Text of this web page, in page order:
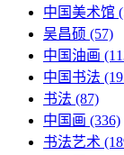
中国美术馆
吴昌硕 (57)
中国油画
中国书法
书法 (87)
中国画 (336)
书法艺术